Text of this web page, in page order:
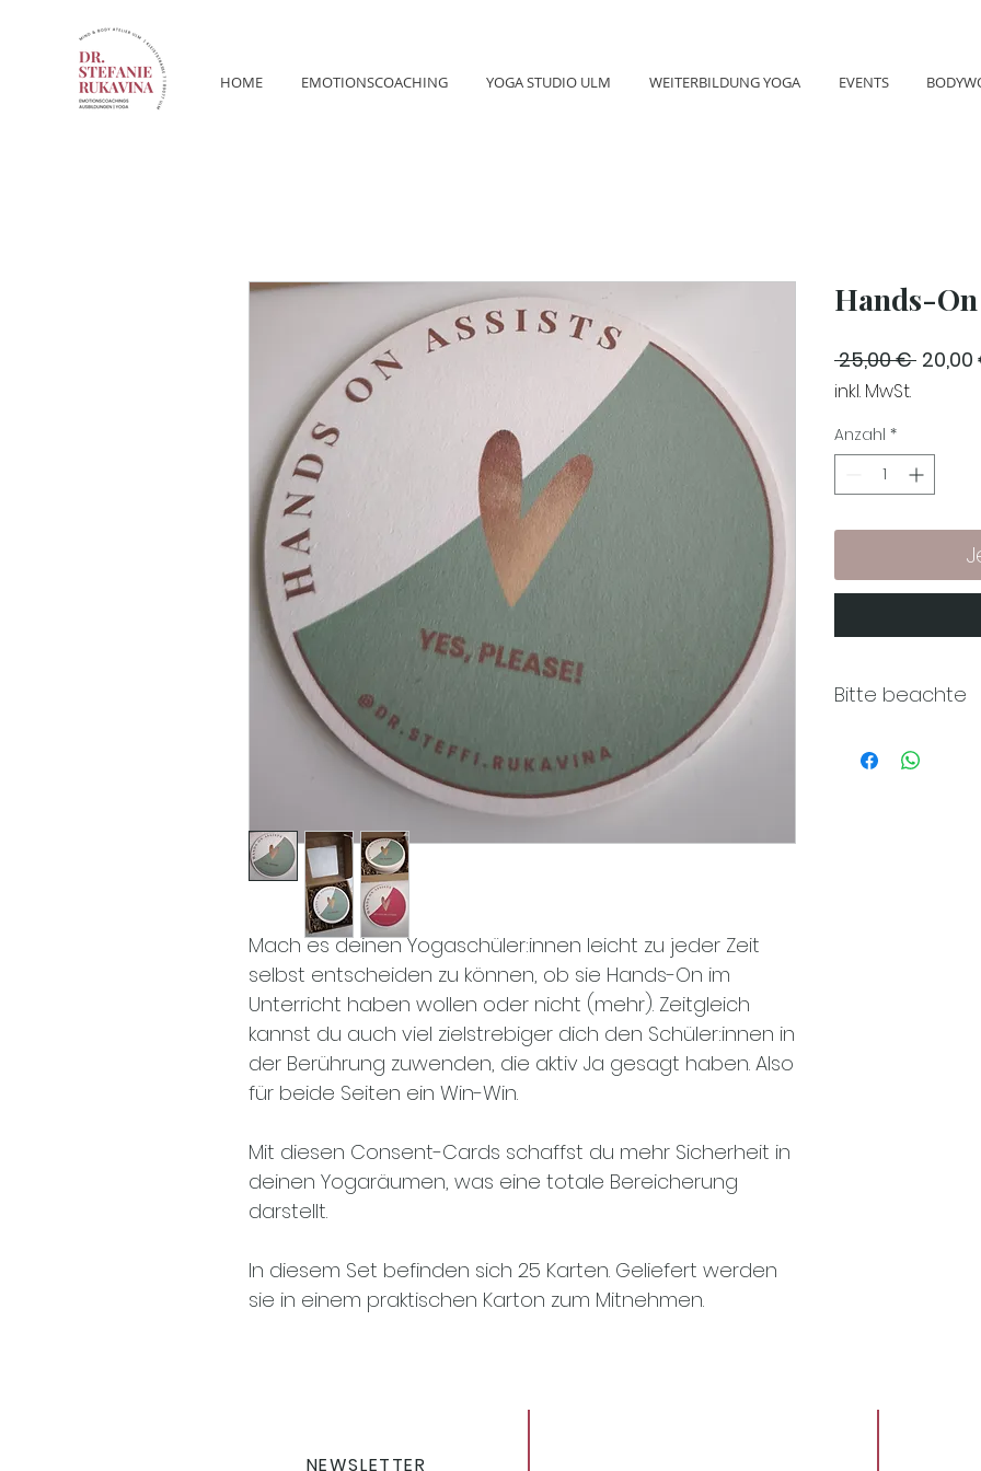
HOME EMOTIONSCOACHING YOGA STUDIO ULM WEITERBILDUNG YOGA EVENTS
Mach es deinen Yogaschüler:innen leicht zu jeder Zeit
selbst entscheiden zu können, ob sie Hands-On im
Unterricht haben wollen oder nicht (mehr). Zeitgleich
kannst du auch viel zielstrebiger dich den Schüler:innen in
der Berührung zuwenden, die aktiv Ja gesagt haben. Also
für beide Seiten ein Win-Win.
Mit diesen Consent-Cards schaffst du mehr Sicherheit in
deinen Yogaräumen, was eine totale Bereicherung
darstellt.
In diesem Set befinden sich 25 Karten. Geliefert werden
sie in einem praktischen Karton zum Mitnehmen.
Hands-
25,00 € 20,00
inkl. MwSt.
Anzahl *
Bitte beachte
mehr möglich.
NEWSLETTER